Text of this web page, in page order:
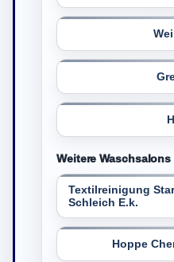
Weitere
Textilreinigung
Schleich E.k.
Hoppe